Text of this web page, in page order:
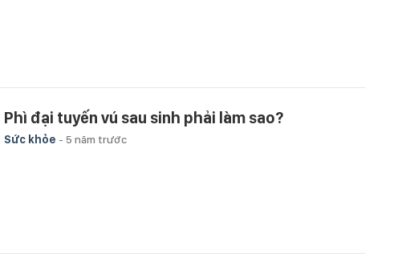
Phì đại tuyến vú sau sinh phải làm sao?
Sức khỏe - 5 năm trước